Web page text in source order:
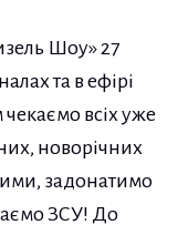
Шоу» 27
та в ефірі
чекаємо всіх уже
новорічних
задонатимо
ЗСУ! До